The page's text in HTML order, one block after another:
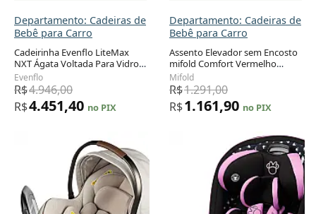
Departamento: Cadeiras de
Bebê para Carro
Cadeirinha Evenflo LiteMax
NXT Ágata Voltada Para Vidro
Traseiro com Tecnologia
SensorySoothe 1,4 a 13,6 kg
Evenflo
R$4.946,00
R$4.451,40 no PIX
Departamento: Cadeiras de
Bebê para Carro
Assento Elevador sem Encosto
mifold Comfort Vermelho
Corrida Portátil Grab-and-Go 18
a 45 kg
Mifold
R$1.291,00
R$1.161,90 no PIX
Adicionar ao carrinho Adicionar ao carrinho